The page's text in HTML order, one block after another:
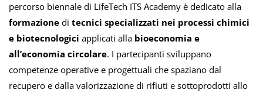
percorso biennale di LifeTech ITS Academy è dedicato alla
formazione di tecnici specializzati nei processi chimici
e biotecnologici applicati alla bioeconomia e
all’economia circolare. I partecipanti sviluppano
competenze operative e progettuali che spaziano dal
recupero e dalla valorizzazione di rifiuti e sottoprodotti allo